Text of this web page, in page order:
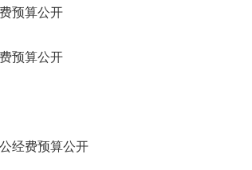
预算公开
预算公开
经费预算公开